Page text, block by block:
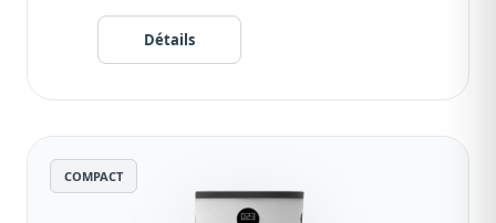
Détails
COMPACT